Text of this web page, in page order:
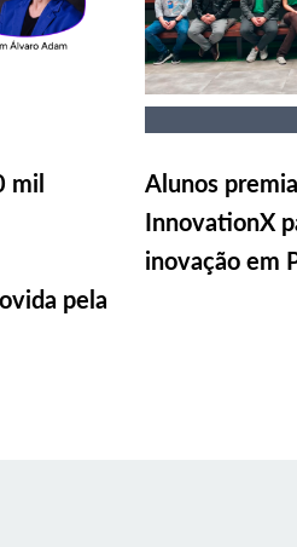
mil
pela
Alunos
InnovationX
inovação em